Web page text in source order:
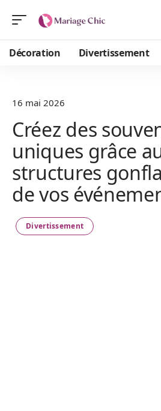
Décoration Divertissement
16 mai 2026
Créez des
uniques grâce
structures
de vos
Divertissement